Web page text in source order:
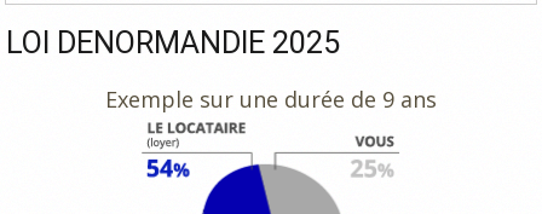
LOI DENORMANDIE 2025
Exemple sur une durée de 9 ans